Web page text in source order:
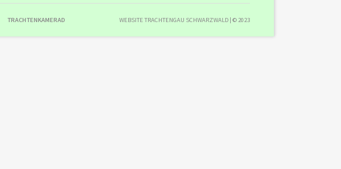
TRACHTENKAMERAD WEBSITE TRACHTENGAU SCHWARZWALD | © 2023